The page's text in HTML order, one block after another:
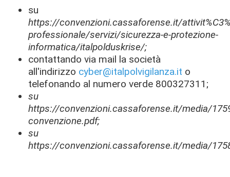
su
https://convenzioni.cassaforense.it/
professionale/servizi/sicurezza-e-protezione-
informatica/italpolduskrise/;
contattando via mail la società
all'indirizzo cyber@italpolvigilanza.it o
telefonando al numero verde 800327311;
su
https://convenzioni.cassaforense.it/media/
convenzione.pdf;
su
https://convenzioni.cassaforense.it/media/